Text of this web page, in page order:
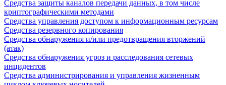
Средства защиты каналов передачи данных, в том числе
криптографическими методами
Средства управления доступом к информационным ресурсам
Средства резервного копирования
Средства обнаружения и/или предотвращения вторжений
(атак)
Средства обнаружения угроз и расследования сетевых
инцидентов
Средства администрирования и управления жизненным